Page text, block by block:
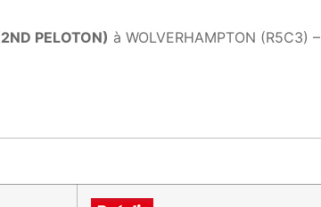
PELOTON) à WOLVERHAMPTON (R5C3) –